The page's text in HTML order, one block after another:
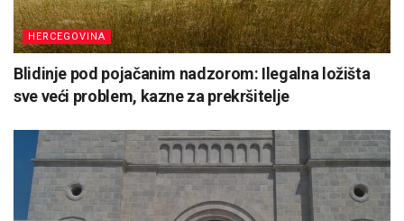
HERCEGOVINA
Blidinje pod pojačanim nadzorom: Ilegalna ložišta
sve veći problem, kazne za prekršitelje